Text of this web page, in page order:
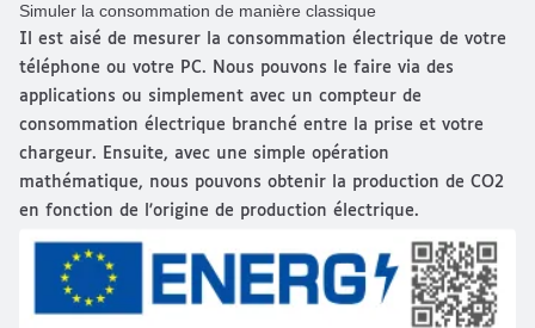
Simuler la consommation de manière classique
Il est aisé de mesurer la consommation électrique de votre
téléphone ou votre PC. Nous pouvons le faire via des
applications ou simplement avec un compteur de
consommation électrique branché entre la prise et votre
chargeur. Ensuite, avec une simple opération
mathématique, nous pouvons obtenir la production de CO2
en fonction de l'origine de production électrique.